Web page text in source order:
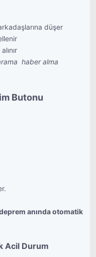
düşer
 haber alma
Butonu
anında otomatik
Acil Durum